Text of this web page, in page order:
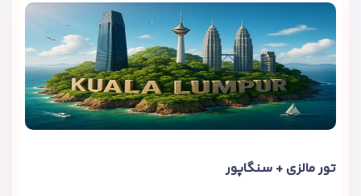
تور مالزی + سنگاپور